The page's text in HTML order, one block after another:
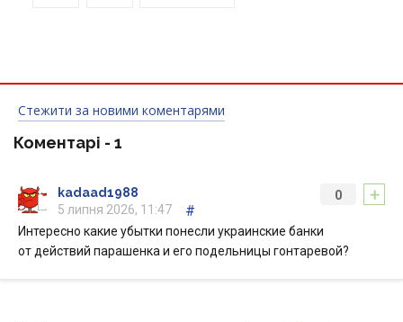
Стежити за новими коментарями
Коментарі - 1
+
0
kadaad1988
5 липня 2026, 11:47
#
Интересно какие убытки понесли украинские банки
от действий парашенка и его подельницы гонтаревой?